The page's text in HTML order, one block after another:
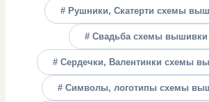
# Рушники, Скатерти схемы
# Свадьба схемы вышивки
# Сердечки, Валентинки схемы
# Символы, логотипы схемы